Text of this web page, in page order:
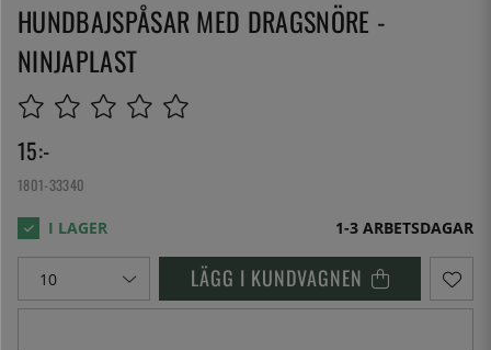
HUNDBAJSPÅSAR MED DRAGSNÖRE -
NINJAPLAST
15:-
1801-33340
1-3 ARBETSDAGAR
LÄGG I KUNDVAGNEN